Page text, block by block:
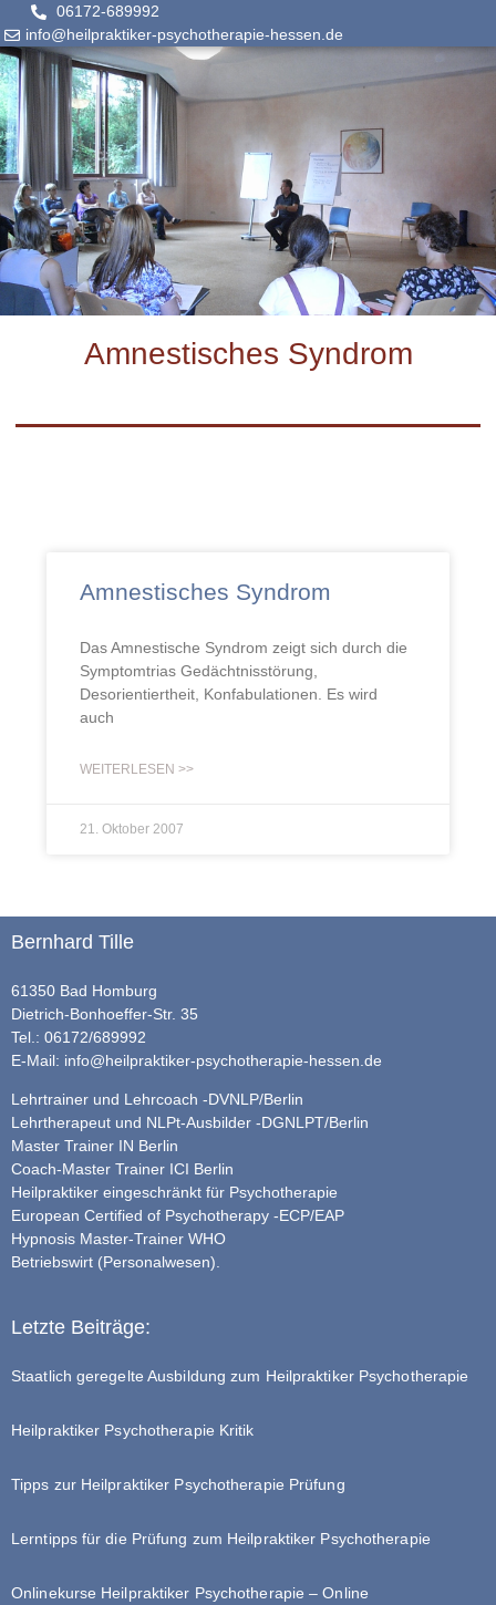
06172-689992
info@heilpraktiker-psychotherapie-hessen.de
Amnestisches Syndrom
Amnestisches Syndrom
Das Amnestische Syndrom zeigt sich durch die
Symptomtrias Gedächtnisstörung,
Desorientiertheit, Konfabulationen. Es wird
auch
WEITERLESEN >>
21. Oktober 2007
Bernhard Tille
61350 Bad Homburg
Dietrich-Bonhoeffer-Str. 35
Tel.: 06172/689992
E-Mail: info@heilpraktiker-psychotherapie-hessen.de
Lehrtrainer und Lehrcoach -DVNLP/Berlin
Lehrtherapeut und NLPt-Ausbilder -DGNLPT/Berlin
Master Trainer IN Berlin
Coach-Master Trainer ICI Berlin
Heilpraktiker eingeschränkt für Psychotherapie
European Certified of Psychotherapy -ECP/EAP
Hypnosis Master-Trainer WHO
Betriebswirt (Personalwesen).
Letzte Beiträge:
Staatlich geregelte Ausbildung zum Heilpraktiker Psychotherapie
Heilpraktiker Psychotherapie Kritik
Tipps zur Heilpraktiker Psychotherapie Prüfung
Lerntipps für die Prüfung zum Heilpraktiker Psychotherapie
Onlinekurse Heilpraktiker Psychotherapie – Online